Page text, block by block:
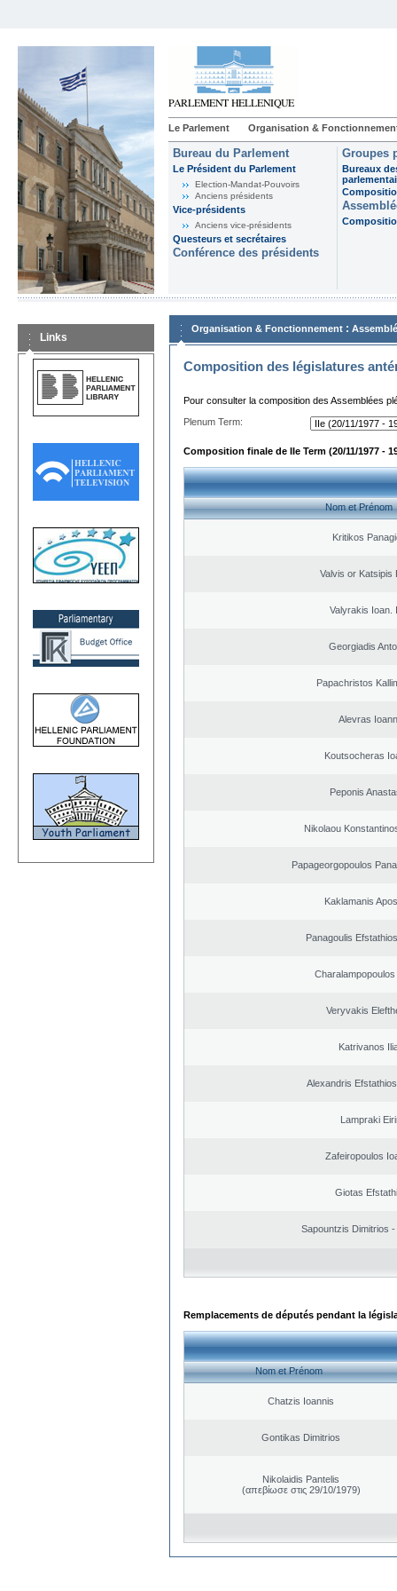
Le Parlement Organisation &
Bureau du Parlement
Le Président du Parlement
Election-Mandat-Pouvoirs
Anciens présidents
Vice-présidents
Anciens vice-présidents
Questeurs et secrétaires
Conférence des présidents
Groupes
Bureaux
Links
Organisation & Fonctionnement :
Composition des législatures
Pour consulter la composition des Assemblées
Plenum Term:
Composition finale de IIe Term (20/11/1977 -
Nom et Prénom
Kritikos
Valvis or Katsipis
Valyrakis Ioan.
Georgiadis
Papachristos
Alevras
Koutsocheras
Peponis
Nikolaou
Papageorgopoulos
Kaklamanis
Panagoulis
Veryvakis
Katrivanos
Alexandris
Lampraki
Zafeiropoulos
Giotas
Sapountzis Dimitrios
Remplacements de députés pendant la
Nom et Prénom
Chatzis Ioannis
Gontikas Dimitrios
Nikolaidis Pantelis
(απεβίωσε στις 29/10/1979)